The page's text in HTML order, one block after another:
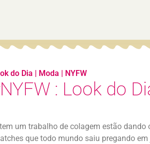
: Look do
um trabalho de colagem estão
que todo mundo saiu pregando
do Dia Moda NYFW